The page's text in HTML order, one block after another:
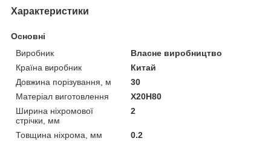
Характеристики
Основні
Виробник
Власне виробництво
Країна виробник
Китай
Довжина порізування, м
30
Матеріал виготовлення
Х20Н80
Ширина ніхромової
стрічки, мм
2
Товщина ніхрома, мм 0.2